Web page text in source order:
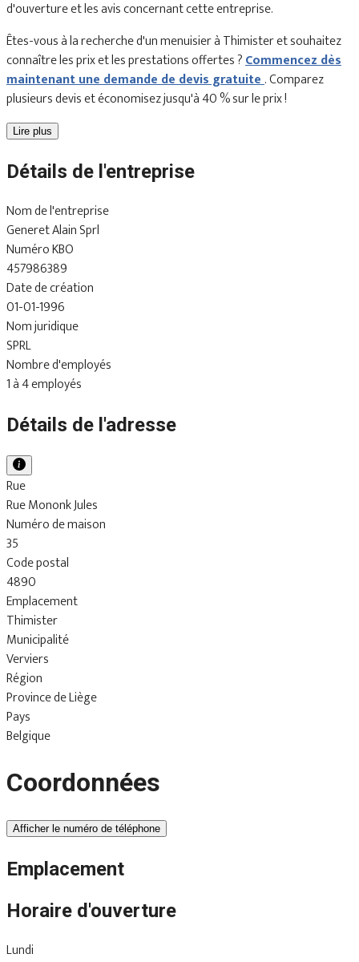
d'ouverture et les avis concernant cette entreprise.
Êtes-vous à la recherche d'un menuisier à Thimister et souhaitez
connaître les prix et les prestations offertes ?Commencez dès
maintenant une demande de devis gratuite. Comparez
plusieurs devis et économisez jusqu'à 40 % sur le prix !
Lire plus
Détails de l'entreprise
Nom de l'entreprise
Generet Alain Sprl
Numéro KBO
457986389
Date de création
01-01-1996
Nom juridique
SPRL
Nombre d'employés
1 à 4 employés
Détails de l'adresse
Rue
Rue Mononk Jules
Numéro de maison
35
Code postal
4890
Emplacement
Thimister
Municipalité
Verviers
Région
Province de Liège
Pays
Belgique
Coordonnées
Afficher le numéro de téléphone
Emplacement
Horaire d'ouverture
Lundi